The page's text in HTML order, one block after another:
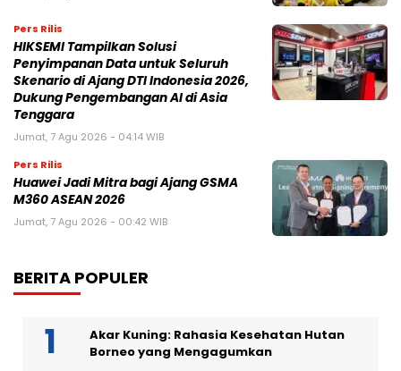
Pers Rilis
HIKSEMI Tampilkan Solusi
Penyimpanan Data untuk Seluruh
Skenario di Ajang DTI Indonesia 2026,
Dukung Pengembangan AI di Asia
Tenggara
Jumat, 7 Agu 2026 - 04:14 WIB
Pers Rilis
Huawei Jadi Mitra bagi Ajang GSMA
M360 ASEAN 2026
Jumat, 7 Agu 2026 - 00:42 WIB
BERITA POPULER
Akar Kuning: Rahasia Kesehatan Hutan
Borneo yang Mengagumkan